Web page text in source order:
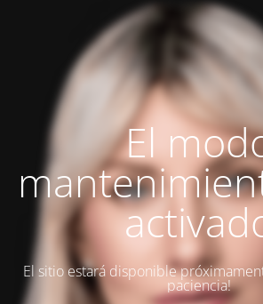
El
El sitio estará disponible
paciencia!